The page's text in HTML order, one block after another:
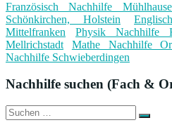
Französisch Nachhilfe
Schönkirchen, Holstein
Mittelfranken
Physik Nachhilfe
Mellrichstadt
Mathe Nachhilfe
Nachhilfe Schwieberdingen
Nachhilfe suchen (Fach &
Suche
nach:
Suchen